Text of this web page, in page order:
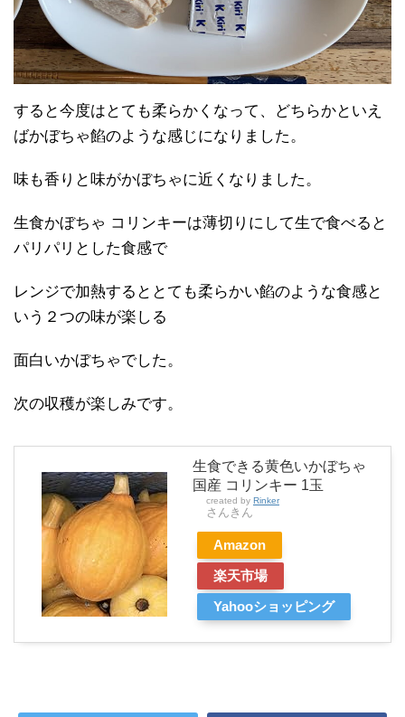
すると今度はとても柔らかくなって、どちらかといえ
ばかぼちゃ餡のような感じになりました。
味も香りと味がかぼちゃに近くなりました。
生食かぼちゃ コリンキーは薄切りにして生で食べると
パリパリとした食感で
レンジで加熱するととても柔らかい餡のような食感と
いう２つの味が楽しる
面白いかぼちゃでした。
次の収穫が楽しみです。
生食できる黄色いかぼちゃ
国産 コリンキー 1玉
created by Rinker
さんきん
Amazon
楽天市場
Yahooショッピング